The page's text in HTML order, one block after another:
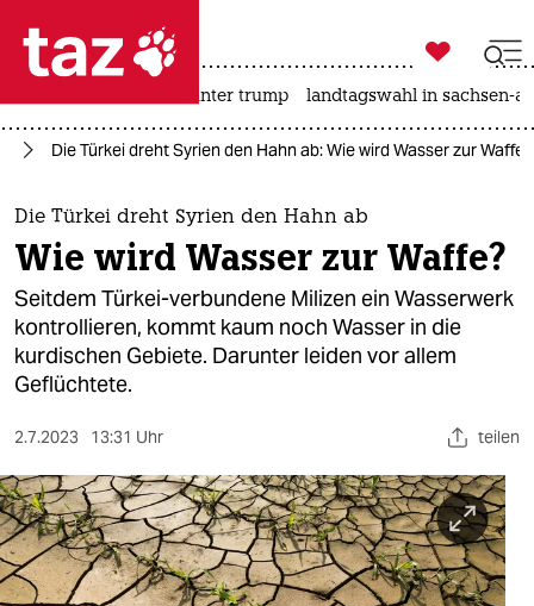
 taz zahl ich
taz zahl ich
themen
politik
öko
gesellschaft
kultur
sport
berlin
nord

taz zahl ich
usa unter trump landtagswahl in sachsen-
Die Türkei dreht Syrien den Hahn ab: Wie wird Wasser zur Waffe?
Die Türkei dreht Syrien den Hahn ab
Wie wird Wasser zur Waffe?
Seitdem Türkei-verbundene Milizen ein Wasserwerk
kontrollieren, kommt kaum noch Wasser in die
kurdischen Gebiete. Darunter leiden vor allem
Geflüchtete.
2.7.2023 13:31 Uhr teilen